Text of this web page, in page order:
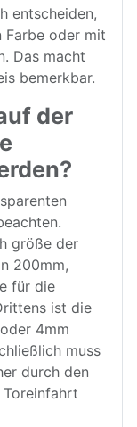
entscheiden,
Farbe oder mit
Das macht
bemerkbar.
der
größe der
200mm,
für die
ist die
4mm
muss
durch den